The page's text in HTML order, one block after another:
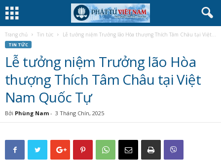
Trang chủ Tin tức Lễ tưởng niệm Trưởng lão Hòa thượng Thích Tâm Châu tại Việt...
TIN TỨC
Lễ tưởng niệm Trưởng lão Hòa
thượng Thích Tâm Châu tại Việt
Nam Quốc Tự
Bởi Phùng Nam - 3 Tháng Chín, 2025